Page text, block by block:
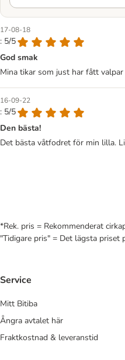
17-08-18
: 5/5
God smak
Mina tikar som just har fått
16-09-22
: 5/5
Den bästa!
Det bästa våtfodret för min lilla.
*Rek. pris = Rekommenderat
"Tidigare pris" = Det lägsta priset
Service
Mitt Bitiba
Ångra avtalet här
Fraktkostnad & leveranstid